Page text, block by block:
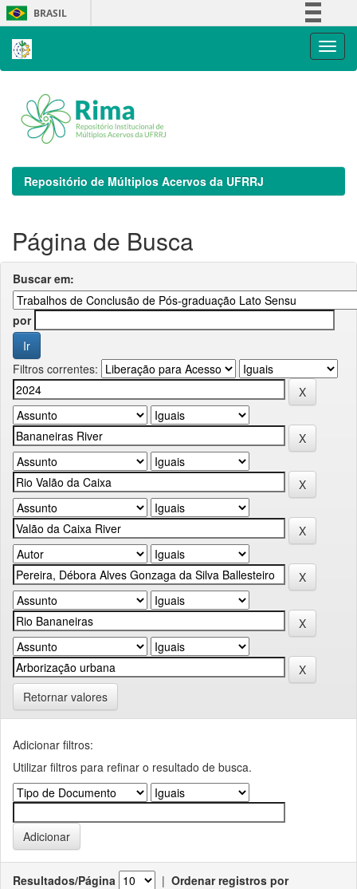
Skip
navigation
BRASIL
Repositório de Múltiplos Acervos da UFRRJ
Página de Busca
Buscar em:
por
Filtros correntes:
Retornar valores
Adicionar filtros:
Utilizar filtros para refinar o resultado de busca.
Resultados/Página | Ordenar registros por